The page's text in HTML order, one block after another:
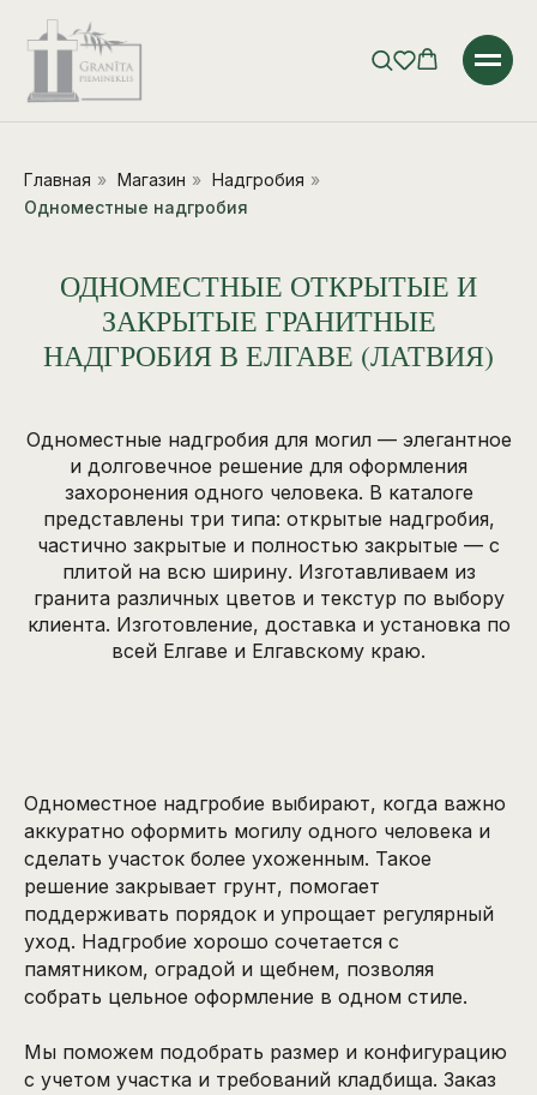
Главная » Магазин » Надгробия »
Одноместные надгробия
ОДНОМЕСТНЫЕ ОТКРЫТЫЕ И
ЗАКРЫТЫЕ ГРАНИТНЫЕ
НАДГРОБИЯ В ЕЛГАВЕ (ЛАТВИЯ)
Одноместные надгробия для могил — элегантное
и долговечное решение для оформления
захоронения одного человека. В каталоге
представлены три типа: открытые надгробия,
частично закрытые и полностью закрытые — с
плитой на всю ширину. Изготавливаем из
гранита различных цветов и текстур по выбору
клиента. Изготовление, доставка и установка по
всей Елгаве и Елгавскому краю.
Одноместное надгробие выбирают, когда важно
аккуратно оформить могилу одного человека и
сделать участок более ухоженным. Такое
решение закрывает грунт, помогает
поддерживать порядок и упрощает регулярный
уход. Надгробие хорошо сочетается с
памятником, оградой и щебнем, позволяя
собрать цельное оформление в одном стиле.
Мы поможем подобрать размер и конфигурацию
с учетом участка и требований кладбища. Заказ